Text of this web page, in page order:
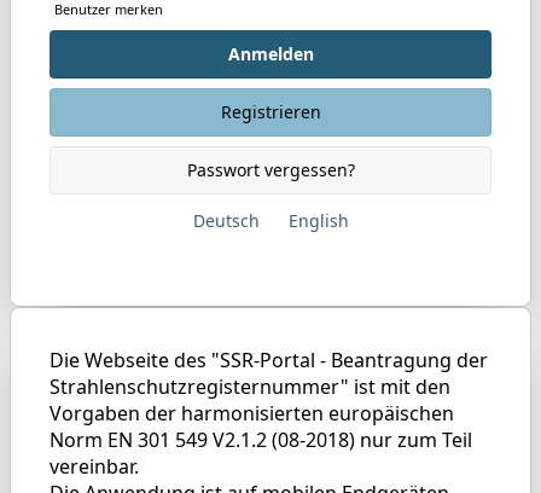
Benutzer merken
Anmelden
Registrieren
Passwort vergessen?
Deutsch English
Die Webseite des "SSR-Portal - Beantragung der
Strahlenschutzregisternummer" ist mit den
Vorgaben der harmonisierten europäischen
Norm EN 301 549 V2.1.2 (08-2018) nur zum Teil
vereinbar.